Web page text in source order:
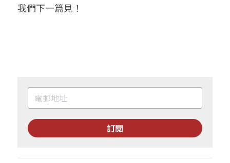
我們下一篇見！
訂閱